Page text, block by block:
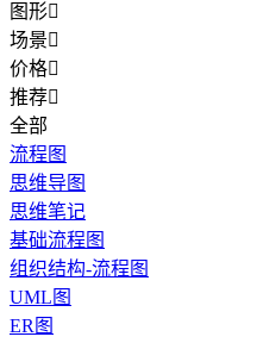
图形
场景
价格
推荐
全部
流程图
思维导图
思维笔记
基础流程图
组织结构-流程图
UML图
ER图